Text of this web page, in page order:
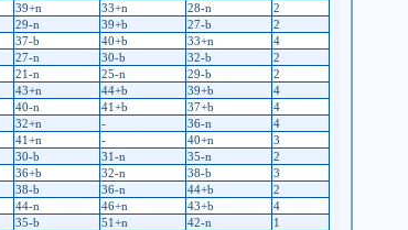
39+n 33+n 28-n
2
29-n 39+b 27-b
2
37-b 40+b 33+n
4
27-n 30-b 32-b
2
21-n 25-n 29-b
2
43+n 44+b 39+b
4
40-n 41+b 37+b
4
32+n - 36-n
4
41+n - 40+n
3
30-b 31-n 35-n
2
36+b 32-n 38-b
3
38-b 36-n 44+b
2
44-n 46+n 43+b
4
35-b 51+n 42-n
1